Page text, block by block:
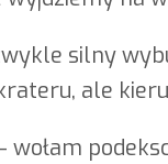
silny
ale
wołam